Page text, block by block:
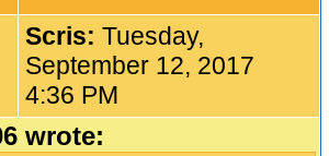
Scris:Tuesday,
September 12, 2017
4:36 PM
wrote: